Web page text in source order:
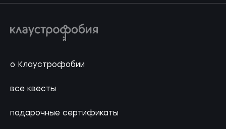
о Клаустрофобии
все квесты
подарочные сертификаты